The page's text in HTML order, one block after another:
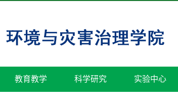
教育教学 科学研究 实验中心